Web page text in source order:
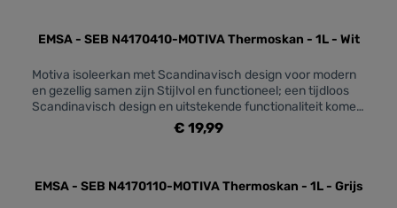
EMSA - SEB N4170410-MOTIVA Thermoskan - 1L - Wit
Motiva isoleerkan met Scandinavisch design voor modern
en gezellig samen zijn Stijlvol en functioneel; een tijdloos
Scandinavisch design en uitstekende functionaliteit komen
samen in deze elegante isoleerkan Ergonomische draaidop
voor eenvoudig openen en bijvullen Nooit meer een
warm en 24 uur koud Een tijdloos ontwerp met strakke
€ 19,99
EMSA - SEB N4170110-MOTIVA Thermoskan - 1L - Grijs